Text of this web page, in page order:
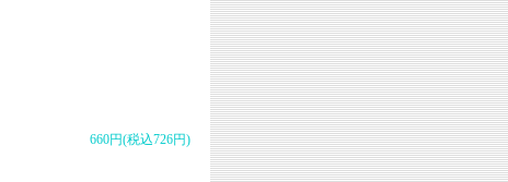
660円(税込726円)